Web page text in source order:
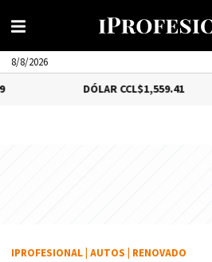
8/8/2026
$1,559.41
IPROFESIONAL AUTOS RENOVADO